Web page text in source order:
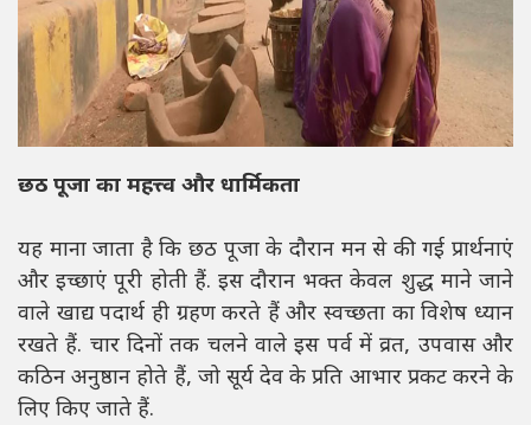
छठ पूजा का महत्त्व और धार्मिकता
यह माना जाता है कि छठ पूजा के दौरान मन से की गई प्रार्थनाएं
और इच्छाएं पूरी होती हैं. इस दौरान भक्त केवल शुद्ध माने जाने
वाले खाद्य पदार्थ ही ग्रहण करते हैं और स्वच्छता का विशेष ध्यान
रखते हैं. चार दिनों तक चलने वाले इस पर्व में व्रत, उपवास और
कठिन अनुष्ठान होते हैं, जो सूर्य देव के प्रति आभार प्रकट करने के
लिए किए जाते हैं.